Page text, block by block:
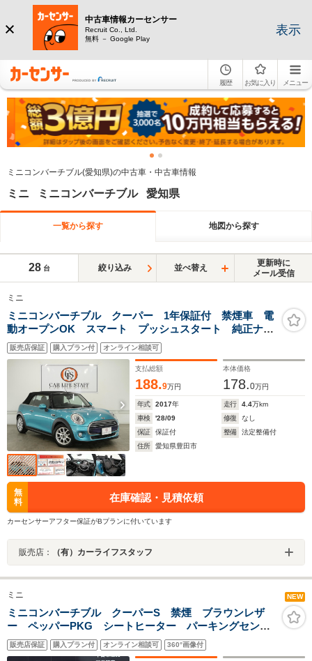
中古車情報カーセンサー
Recruit Co., Ltd.
無料 － Google Play
表示
履歴 お気に入り メニュー
ミニコンバーチブル(愛知県)の中古車・中古車情報
ミニ ミニコンバーチブル 愛知県
一覧から探す 地図から探す
28 台 絞り込み 並べ替え
更新時に
メール受信
ミニ
ミニコンバーチブル クーパー 1年保証付 禁煙車 電
動オープンOK スマート プッシュスタート 純正ナ
ビ バックモニター Bluetooth AUX USB ミュージ
ックサーバー アイドリングストップ シートヒータ
ー ETC
販売店保証 購入プラン付 オンライン相談可
支払総額
188.9万円
本体価格
178.0万円
年式 2017年 走行 4.4万km
車検
'28/09 修復
なし
保証
保証付 整備
法定整備付
住所
愛知県豊田市
無
料
在庫確認・見積依頼
カーセンサーアフター保証がBプランに付いています
販売店： （有）カーライフスタッフ
ミニ NEW
ミニコンバーチブル クーパーS 禁煙 ブラウンレザ
ー ペッパーPKG シートヒーター パーキングセンサ
ー 純正ナビ グリーンモード Bluetooth 電動幌 純
正18インチアルミホイール ドライブレコーダー
販売店保証 購入プラン付 オンライン相談可 360°画像付